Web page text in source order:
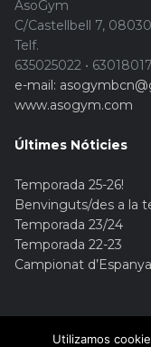
AsoGym
C/Castellbell 7,
Telf.
635025022 •
e-mail:
www.asogym.com
Últimes Nóticies
Temporada 25-26!
Benvinguts/des a la
Temporada 23/24
Temporada 22-23
Campionat d’Espanya
Utilizamos